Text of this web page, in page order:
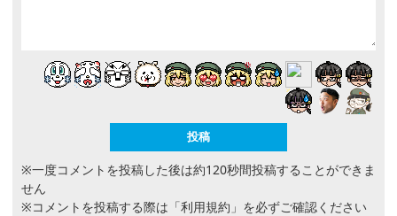
※一度コメントを投稿した後は約120秒間投稿することができま
せん
※コメントを投稿する際は 「利用規約」 を必ずご確認ください